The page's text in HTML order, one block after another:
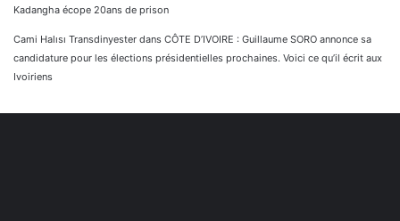
Kadangha écope 20ans de prison
Cami Halısı Transdinyester dans CÔTE D’IVOIRE : Guillaume SORO annonce sa
candidature pour les élections présidentielles prochaines. Voici ce qu’il écrit aux
Ivoiriens